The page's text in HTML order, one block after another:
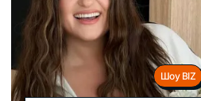
Шоу BIZ